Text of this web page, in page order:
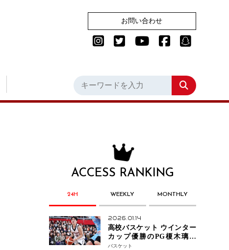
お問い合わせ
ACCESS RANKING
24H WEEKLY MONTHLY
2026.01.14
高校バスケット ウインター
カップ優勝のPG榎木璃旺
（えのき・りお）がプロの
バスケット